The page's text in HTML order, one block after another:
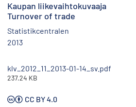
Kaupan liikevaihtokuvaaja
Turnover of trade
Statistikcentralen
2013
klv_2012_11_2013-01-14_sv.pdf
237.24 KB
CC BY 4.0